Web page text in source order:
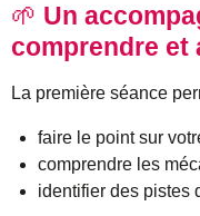
🌱 Un
comprendre et
La première séance
faire le point sur
comprendre les
identifier des pistes